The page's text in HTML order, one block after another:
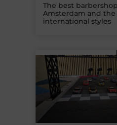
The best
Amsterdam and the
international styles